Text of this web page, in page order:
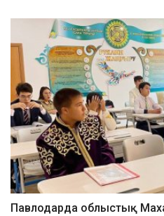
Павлодарда облыстық